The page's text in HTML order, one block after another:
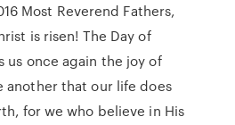
Most Reverend Fathers,
is risen! The Day of
us once again the joy of
another that our life does
for we who believe in His